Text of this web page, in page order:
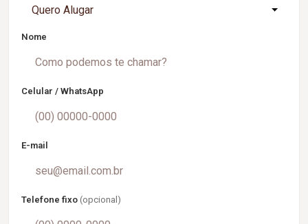
Quero Alugar
Nome
Celular / WhatsApp
E-mail
Telefone fixo (opcional)